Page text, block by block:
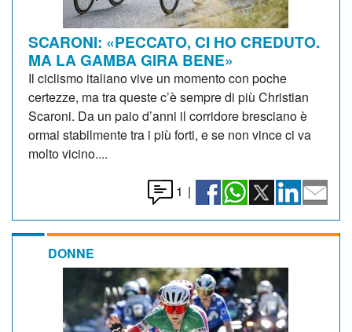
SCARONI: «PECCATO, CI HO CREDUTO.
MA LA GAMBA GIRA BENE»
Il ciclismo italiano vive un momento con poche
certezze, ma tra queste c’è sempre di più Christian
Scaroni. Da un paio d’anni il corridore bresciano è
ormai stabilmente tra i più forti, e se non vince ci va
molto vicino....
1 |
DONNE